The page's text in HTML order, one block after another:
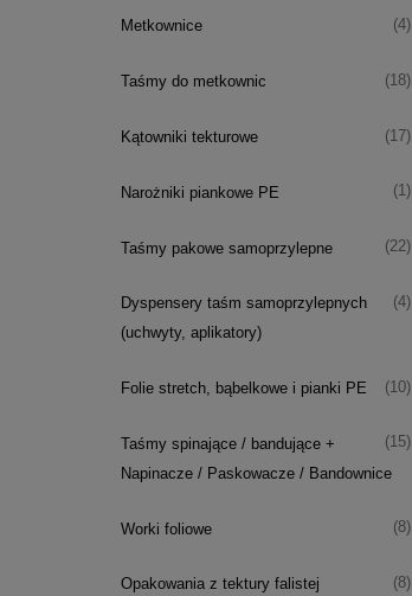
Metkownice (4)
Taśmy do metkownic (18)
Kątowniki tekturowe (17)
Narożniki piankowe PE (1)
Taśmy pakowe samoprzylepne (22)
Dyspensery taśm samoprzylepnych
(uchwyty, aplikatory)
(4)
Folie stretch, bąbelkowe i pianki PE (10)
Taśmy spinające / bandujące +
Napinacze / Paskowacze / Bandownice
(15)
Worki foliowe (8)
Opakowania z tektury falistej (8)